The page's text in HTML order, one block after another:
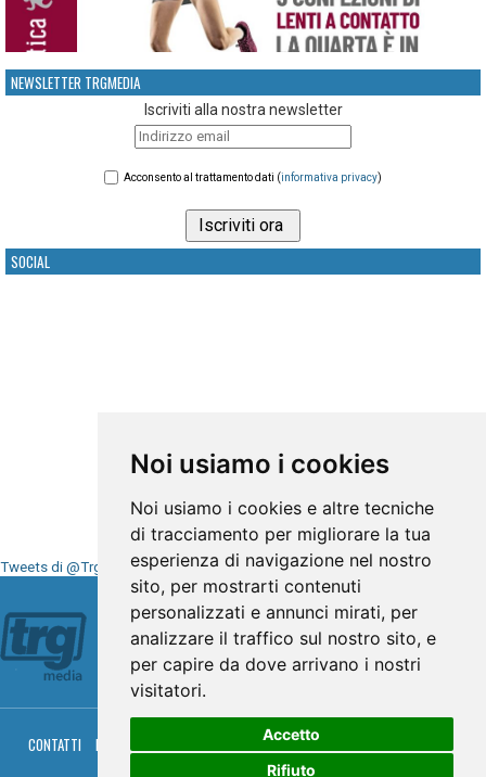
Noi usiamo i cookies
Noi usiamo i cookies e altre tecniche
di tracciamento per migliorare la tua
esperienza di navigazione nel nostro
sito, per mostrarti contenuti
personalizzati e annunci mirati, per
analizzare il traffico sul nostro sito, e
per capire da dove arrivano i nostri
visitatori.
Accetto
Rifiuto
NEWSLETTER TRGMEDIA
Iscriviti alla nostra newsletter
Acconsento al trattamento dati (informativa privacy)
SOCIAL
Tweets di @TrgMedia
Seguici su
CONTATTI PRIVACY PALINSESTO DIRETTA TV
RGM HITRADIO